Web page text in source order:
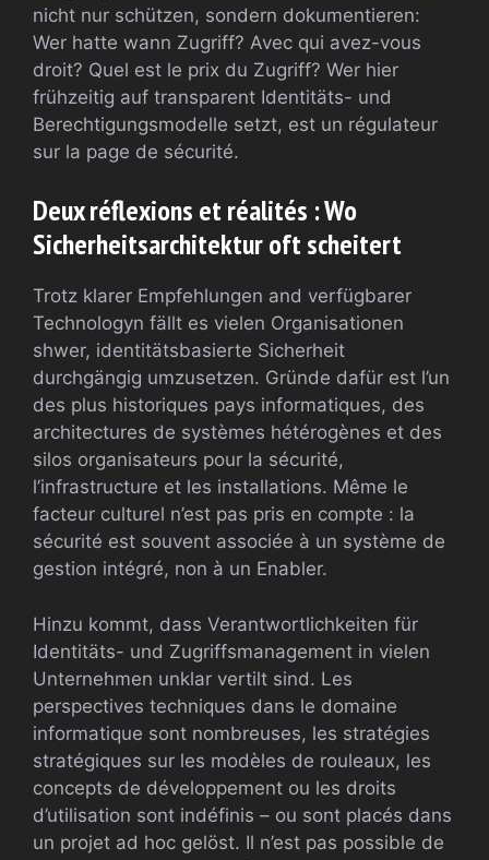
nicht nur schützen, sondern dokumentieren:
Wer hatte wann Zugriff? Avec qui avez-vous
droit? Quel est le prix du Zugriff? Wer hier
frühzeitig auf transparent Identitäts- und
Berechtigungsmodelle setzt, est un régulateur
sur la page de sécurité.
Deux réflexions et réalités : Wo
Sicherheitsarchitektur oft scheitert
Trotz klarer Empfehlungen and verfügbarer
Technologyn fällt es vielen Organisationen
shwer, identitätsbasierte Sicherheit
durchgängig umzusetzen. Gründe dafür est l’un
des plus historiques pays informatiques, des
architectures de systèmes hétérogènes et des
silos organisateurs pour la sécurité,
l’infrastructure et les installations. Même le
facteur culturel n’est pas pris en compte : la
sécurité est souvent associée à un système de
gestion intégré, non à un Enabler.
Hinzu kommt, dass Verantwortlichkeiten für
Identitäts- und Zugriffsmanagement in vielen
Unternehmen unklar vertilt sind. Les
perspectives techniques dans le domaine
informatique sont nombreuses, les stratégies
stratégiques sur les modèles de rouleaux, les
concepts de développement ou les droits
d’utilisation sont indéfinis – ou sont placés dans
un projet ad hoc gelöst. Il n’est pas possible de